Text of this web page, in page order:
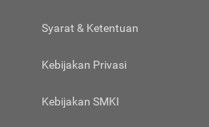
Syarat & Ketentuan
Kebijakan Privasi
Kebijakan SMKI